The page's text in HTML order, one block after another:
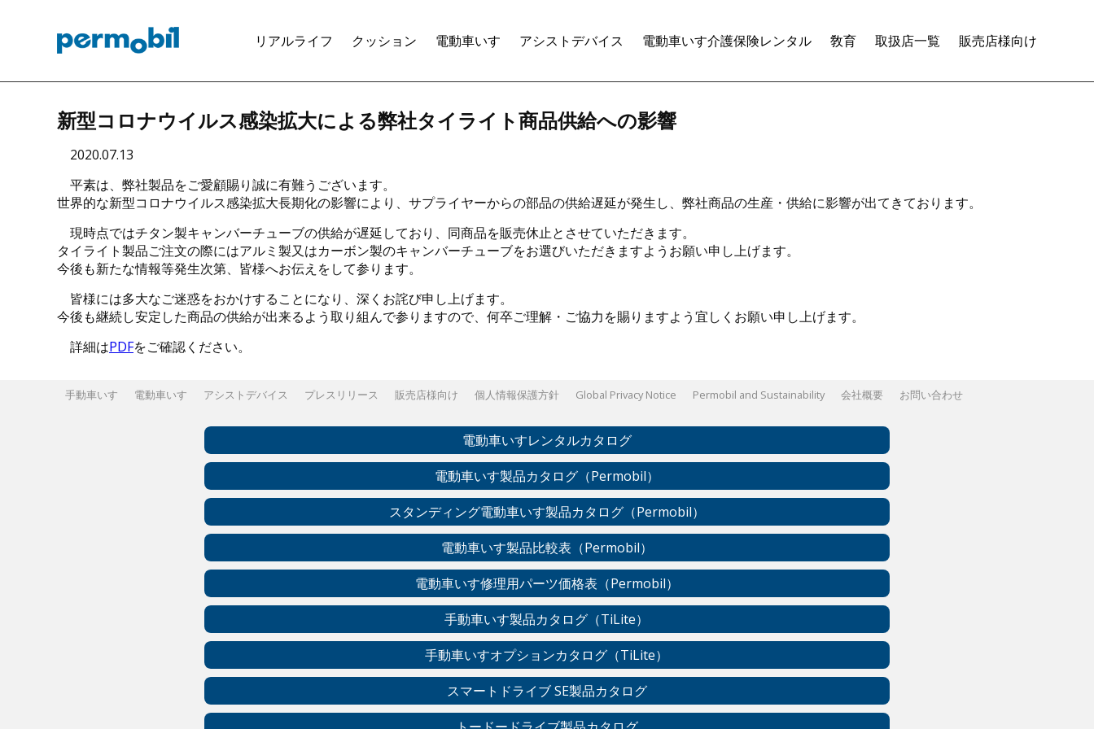
ペルモビール株式会社
リアルライフ クッション 電動車いす アシストデバイス 電動車いす介護保険レンタル 敎育 取扱店一覧 販売店様向け
新型コロナウイルス感染拡大による弊社タイライト商品供給への影響
2020.07.13
平素は、弊社製品をご愛顧賜り誠に有難うございます。
世界的な新型コロナウイルス感染拡大長期化の影響により、サプライヤーからの部品の供給遅延が発生し、弊社商品の生産・供給に影響が出てきております。
現時点ではチタン製キャンバーチューブの供給が遅延しており、同商品を販売休止とさせていただきます。
タイライト製品ご注文の際にはアルミ製又はカーボン製のキャンバーチューブをお選びいただきますようお願い申し上げます。
今後も新たな情報等発生次第、皆様へお伝えをして参ります。
皆様には多大なご迷惑をおかけすることになり、深くお詫び申し上げます。
今後も継続し安定した商品の供給が出来るよう取り組んで参りますので、何卒ご理解・ご協力を賜りますよう宜しくお願い申し上げます。
詳細はPDFをご確認ください。
手動車いす 電動車いす アシストデバイス プレスリリース 販売店様向け 個人情報保護方針 Global Privacy Notice Permobil and Sustainability 会社概要 お問い合わせ
電動車いすレンタルカタログ
電動車いす製品カタログ（Permobil）
スタンディング電動車いす製品カタログ（Permobil）
電動車いす製品比較表（Permobil）
電動車いす修理用パーツ価格表（Permobil）
手動車いす製品カタログ（TiLite）
手動車いすオプションカタログ（TiLite）
スマートドライブ SE製品カタログ